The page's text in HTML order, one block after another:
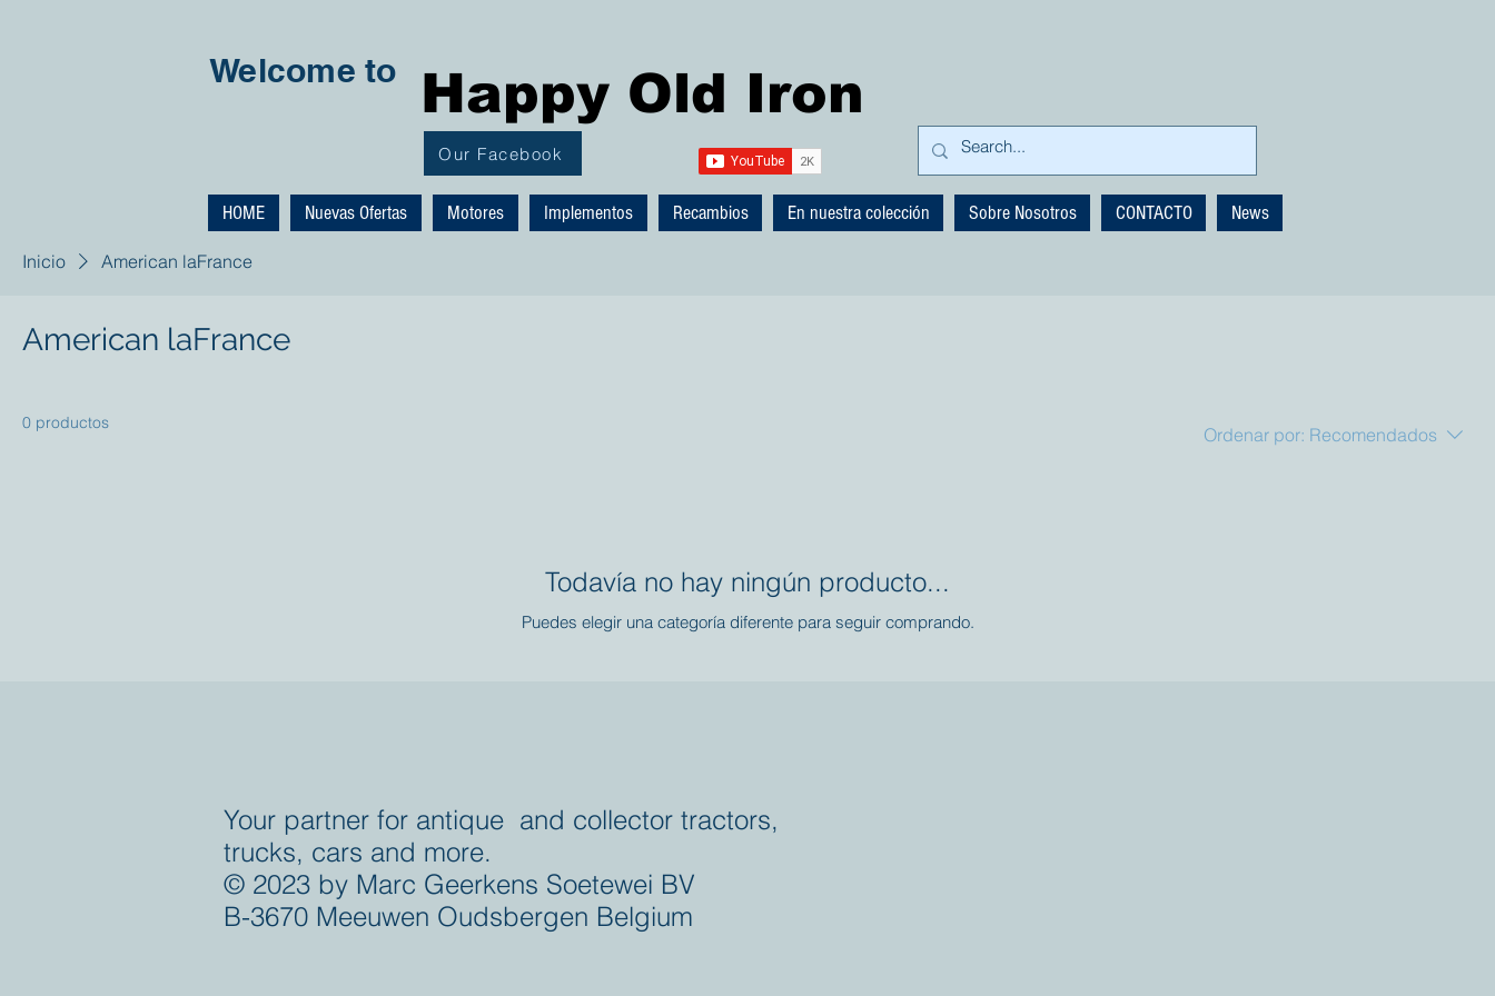
Welcome to Happy Old Iron
Our Facebook
HOME Nuevas Ofertas Motores Implementos Recambios En nuestra colección Sobre Nosotros CONTACTO News
Inicio American laFrance
American laFrance
0 productos
Ordenar por: Recomendados
Todavía no hay ningún producto...
Puedes elegir una categoría diferente para seguir comprando.
Your partner for antique and collector tractors,
trucks, cars and more.
© 2023 by Marc Geerkens Soetewei BV
B-3670 Meeuwen Oudsbergen Belgium